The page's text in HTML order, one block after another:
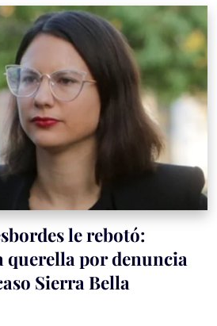
le rebotó:
querella por denuncia
Sierra Bella